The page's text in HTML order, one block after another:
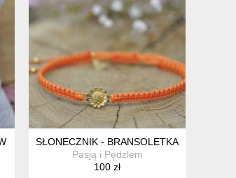
MIYUKISŁONECZNIK - BRANSOLETKA Z
Pasją i Pędzlem
100 zł